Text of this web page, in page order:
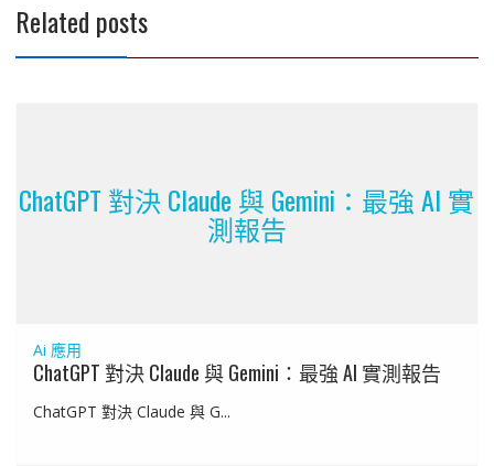
Related posts
ChatGPT 對決 Claude 與 Gemini：最強 AI 實
測報告
Ai 應用
ChatGPT 對決 Claude 與 Gemini：最強 AI 實測報告
ChatGPT 對決 Claude 與 G...